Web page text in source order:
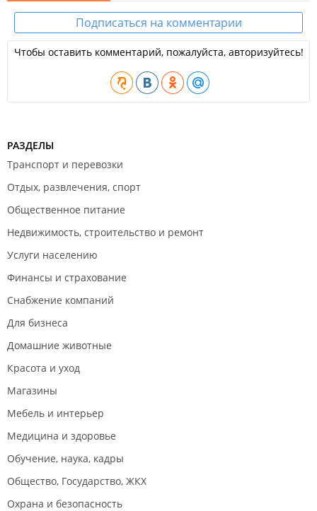
Подписаться на комментарии
Чтобы оставить комментарий, пожалуйста, авторизуйтесь!
РАЗДЕЛЫ
Транспорт и перевозки
Отдых, развлечения, спорт
Общественное питание
Недвижимость, строительство и ремонт
Услуги населению
Финансы и страхование
Снабжение компаний
Для бизнеса
Домашние животные
Красота и уход
Магазины
Мебель и интерьер
Медицина и здоровье
Обучение, наука, кадры
Общество, Государство, ЖКХ
Охрана и безопасность